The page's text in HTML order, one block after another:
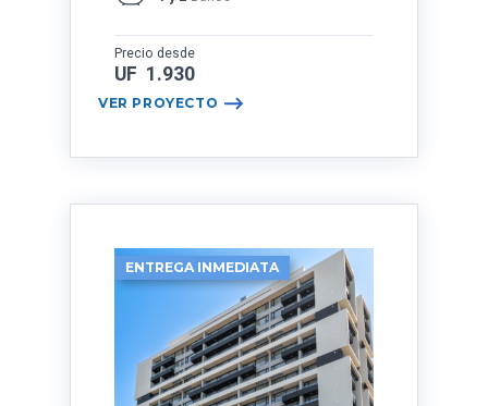
Precio desde
UF 1.930
VER PROYECTO
ENTREGA INMEDIATA